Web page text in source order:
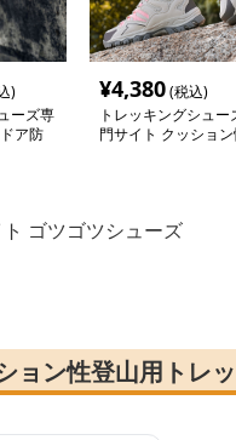
)
ーズ専
ア防
¥4,380(税込)
トレッキングシュー
門サイト クッショ
ゴツゴツシューズ
ョン性登山用トレ